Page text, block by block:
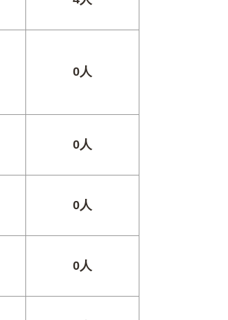
0人
0人
0人
0人